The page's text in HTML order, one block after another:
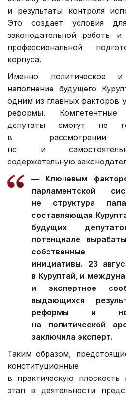
и результаты контроля
Это создает условия для
законодательной работы
профессиональной
корпуса.
Именно политическое и
наполнение будущего
одним из главных факторов
реформы.
депутаты смогут не
в рассмотрении
но и
содержательную
— Ключевым
парламентской
не структура
составляющая
будущих
потенциале
собственные
инициативы. 23
в Курултай, и
и экспертное
выдающихся
реформы и
на политической
заключила эксперт.
Таким образом,
конституционные
в практическую
этап в деятельности